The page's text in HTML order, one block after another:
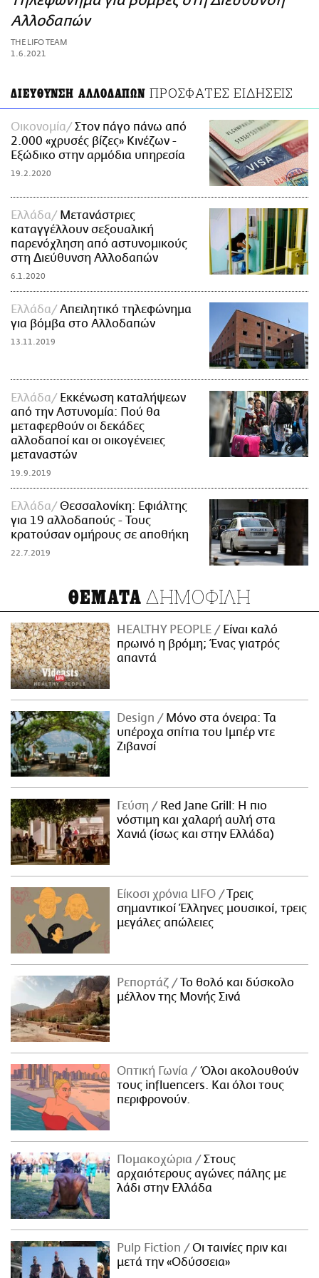
ΑΜΠΑ
PRINT
Αλλοδαπών
THE LIFO TEAM
1.6.2021
ΔΙΕΥΘΥΝΣΗ ΑΛΛΟΔΑΠΩΝ ΠΡΟΣΦΑΤΕΣ ΕΙΔΗΣΕΙΣ
Οικονομία
Στον πάγο πάνω από
2.000 «χρυσές βίζες» Κινέζων -
Εξώδικο στην αρμόδια υπηρεσία
19.2.2020
Ελλάδα
Μετανάστριες
καταγγέλλουν σεξουαλική
παρενόχληση από αστυνομικούς
στη Διεύθυνση Αλλοδαπών
6.1.2020
Ελλάδα
Απειλητικό τηλεφώνημα
για βόμβα στο Αλλοδαπών
13.11.2019
Ελλάδα
Εκκένωση καταλήψεων
από την Αστυνομία: Πού θα
μεταφερθούν οι δεκάδες
αλλοδαποί και οι οικογένειες
μεταναστών
19.9.2019
Ελλάδα
Θεσσαλονίκη: Εφιάλτης
για 19 αλλοδαπούς - Τους
κρατούσαν ομήρους σε αποθήκη
22.7.2019
ΘΕΜΑΤΑ ΔΗΜΟΦΙΛΗ
HEALTHY PEOPLE
Είναι καλό
πρωινό η βρόμη; Ένας γιατρός
απαντά
Design
Μόνο στα όνειρα: Τα
υπέροχα σπίτια του Ιμπέρ ντε
Ζιβανσί
Γεύση
Red Jane Grill: Η πιο
νόστιμη και χαλαρή αυλή στα
Χανιά (ίσως και στην Ελλάδα)
Είκοσι χρόνια LIFO
Tρεις
σημαντικοί Έλληνες μουσικοί, τρεις
μεγάλες απώλειες
Ρεπορτάζ
Το θολό και δύσκολο
μέλλον της Μονής Σινά
Οπτική Γωνία
Όλοι ακολουθούν
τους influencers. Και όλοι τους
περιφρονούν.
Πομακοχώρια
Στους
αρχαιότερους αγώνες πάλης με
λάδι στην Ελλάδα
Pulp Fiction
Οι ταινίες πριν και
μετά την «Οδύσσεια»